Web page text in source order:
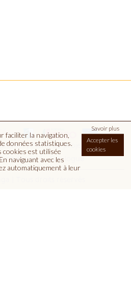
faciliter la navigation,
données statistiques.
cookies est utilisée
naviguant avec les
automatiquement à leur
Savoir plus
Accepter les
cookies
|Fiche de projet
Catalogue